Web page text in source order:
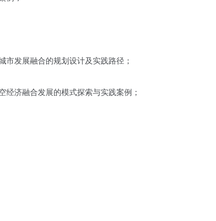
发展融合的规划设计及实践路径；
济融合发展的模式探索与实践案例；